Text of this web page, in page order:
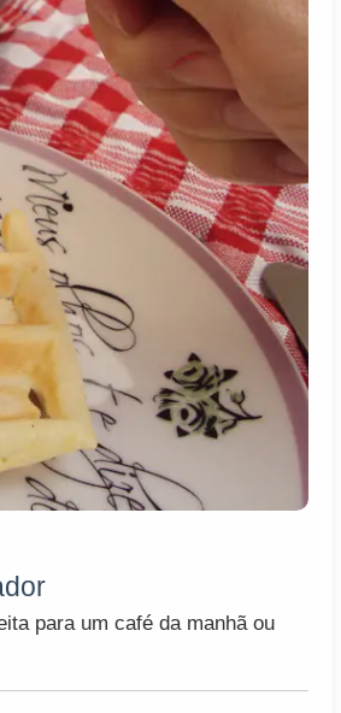
para um café da manhã ou